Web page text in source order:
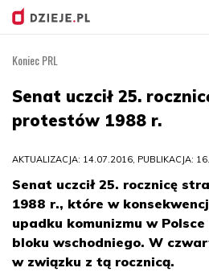
treści
Koniec PRL
Senat uczcił 25.
protestów 1988 r.
AKTUALIZACJA: 14.07.2016, PUBLIKACJA:
Senat uczcił 25. rocznicę
1988 r., które w
upadku komunizmu w
bloku wschodniego. W
w związku z tą rocznicą.